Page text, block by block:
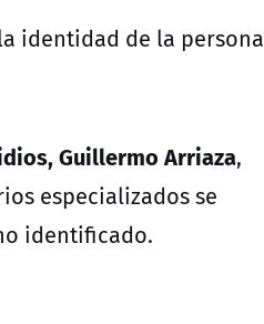
identidad de la persona
Guillermo Arriaza,
especializados se
identificado.